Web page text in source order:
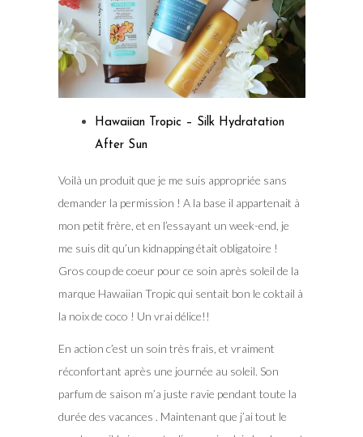
Hawaiian Tropic – Silk Hydratation
After Sun
Voilà un produit que je me suis appropriée sans
demander la permission ! A la base il appartenait à
mon petit frère, et en l’essayant un week-end, je
me suis dit qu’un kidnapping était obligatoire !
Gros coup de coeur pour ce soin après soleil de la
marque Hawaiian Tropic qui sentait bon le coktail à
la noix de coco ! Un vrai délice!!
En action c’est un soin très frais, et vraiment
réconfortant après une journée au soleil. Son
parfum de saison m’a juste ravie pendant toute la
durée des vacances . Maintenant que j’ai tout le